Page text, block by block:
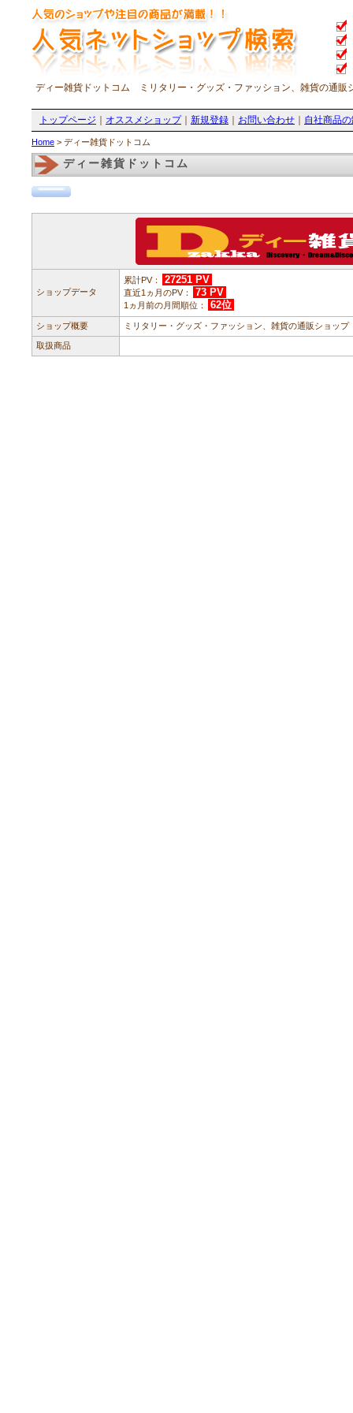
ディー雑貨ドットコム ミリタリー・グッズ・ファッション、雑貨の通販
トップページ オススメショップ｜ 新規登録 お問い合わせ 自社商品
Home > ディー雑貨ドットコム
ディー雑貨ドットコム
ショップデータ
累計PV： 27251 PV
直近1ヵ月のPV： 73 PV
1ヵ月前の月間順位： 62位
ショップ概要 ミリタリー・グッズ・ファッション、雑貨の通販ショップ
取扱商品